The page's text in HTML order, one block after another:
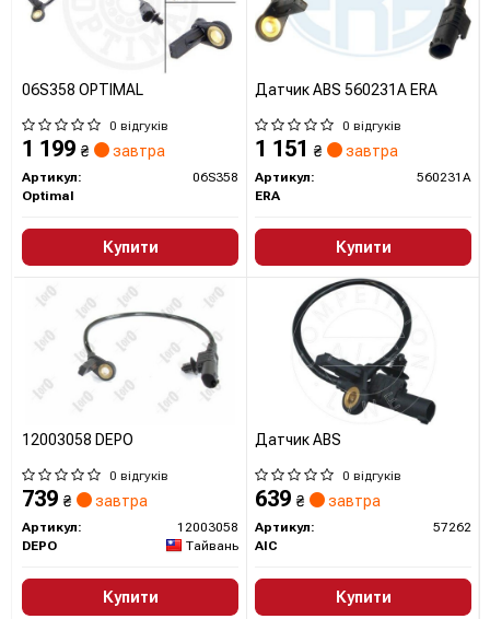
06S358 OPTIMAL
0 відгуків
1 199 ₴ завтра
Артикул:
06S358
Optimal
Купити
Датчик ABS 560231A ERA
0 відгуків
1 151 ₴ завтра
Артикул:
560231A
ERA
Купити
12003058 DEPO
0 відгуків
739 ₴ завтра
Артикул:
12003058
DEPO
Тайвань
Купити
Датчик АВS
0 відгуків
639 ₴ завтра
Артикул:
57262
AIC
Купити